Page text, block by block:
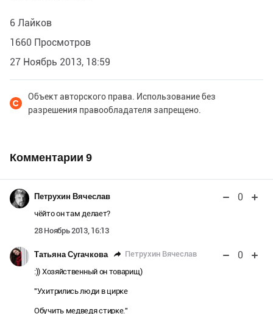
6 Лайков
1660 Просмотров
27 Ноябрь 2013, 18:59
Объект авторского права. Использование без
разрешения правообладателя запрещено.
Комментарии 9
Петрухин Вячеслав 0
чёйто он там делает?
28 Ноябрь 2013, 16:13
Татьяна Сугачкова Петрухин Вячеслав 0
:)) Хозяйственный он товарищ)
"Ухитрились люди в цирке
Обучить медведя стирке."